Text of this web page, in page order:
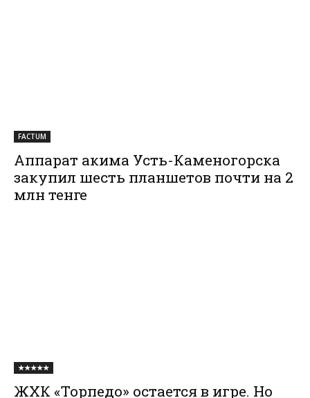
FACTUM
Аппарат акима Усть-Каменогорска
закупил шесть планшетов почти на 2
млн тенге
★★★★★
ЖХК «Торпедо» остается в игре. Но